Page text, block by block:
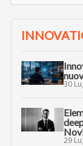
30
29